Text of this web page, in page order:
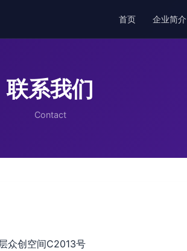
首页 企业简介
联系我们
Contact
众创空间C2013号